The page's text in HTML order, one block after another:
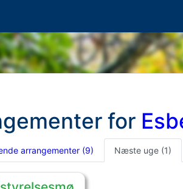
for
arrangementer (9) Næste uge (1)